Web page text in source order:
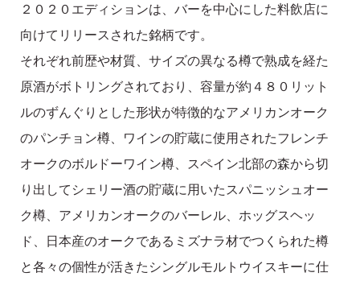
２０２０エディションは、バーを中心にした料飲店に
向けてリリースされた銘柄です。
それぞれ前歴や材質、サイズの異なる樽で熟成を経た
原酒がボトリングされており、容量が約４８０リット
ルのずんぐりとした形状が特徴的なアメリカンオーク
のパンチョン樽、ワインの貯蔵に使用されたフレンチ
オークのボルドーワイン樽、スペイン北部の森から切
り出してシェリー酒の貯蔵に用いたスパニッシュオー
ク樽、アメリカンオークのバーレル、ホッグスヘッ
ド、日本産のオークであるミズナラ材でつくられた樽
と各々の個性が活きたシングルモルトウイスキーに仕